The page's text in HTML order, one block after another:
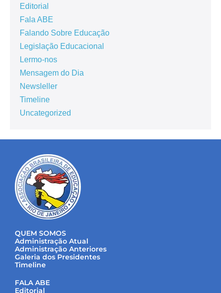
Editorial
Fala ABE
Falando Sobre Educação
Legislação Educacional
Lermo-nos
Mensagem do Dia
Newsleller
Timeline
Uncategorized
QUEM SOMOS
Administração Atual
Administração Anteriores
Galeria dos Presidentes
Timeline
FALA ABE
Editorial